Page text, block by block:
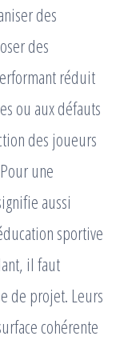
des
des
réduit
ou aux défauts
des joueurs
une
aussi
sportive
il faut
de projet. Leurs
cohérente